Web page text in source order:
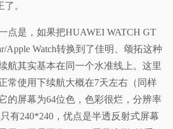
。
点是，如果把HUAWEI WATCH GT
Apple Watch转换到了佳明、颂拓这种
航其实基本在同一个水准线上。这里
常使用下续航大概在7天左右（同样
的屏幕为64位色，色彩很烂，分辨率
有240*240，优点是半透反射式屏幕